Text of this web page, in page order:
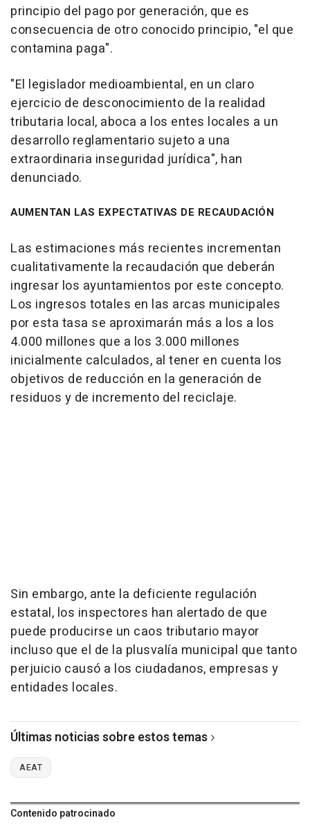
principio del pago por generación, que es
consecuencia de otro conocido principio, "el que
contamina paga".
"El legislador medioambiental, en un claro
ejercicio de desconocimiento de la realidad
tributaria local, aboca a los entes locales a un
desarrollo reglamentario sujeto a una
extraordinaria inseguridad jurídica", han
denunciado.
AUMENTAN LAS EXPECTATIVAS DE RECAUDACIÓN
Las estimaciones más recientes incrementan
cualitativamente la recaudación que deberán
ingresar los ayuntamientos por este concepto.
Los ingresos totales en las arcas municipales
por esta tasa se aproximarán más a los a los
4.000 millones que a los 3.000 millones
inicialmente calculados, al tener en cuenta los
objetivos de reducción en la generación de
residuos y de incremento del reciclaje.
Sin embargo, ante la deficiente regulación
estatal, los inspectores han alertado de que
puede producirse un caos tributario mayor
incluso que el de la plusvalía municipal que tanto
perjuicio causó a los ciudadanos, empresas y
entidades locales.
Últimas noticias sobre estos temas
AEAT
Contenido patrocinado